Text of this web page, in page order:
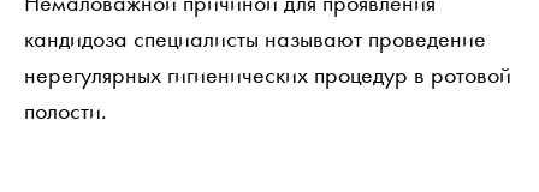
кандидоза специалисты называют проведение
нерегулярных гигиенических процедур в ротовой
полости.